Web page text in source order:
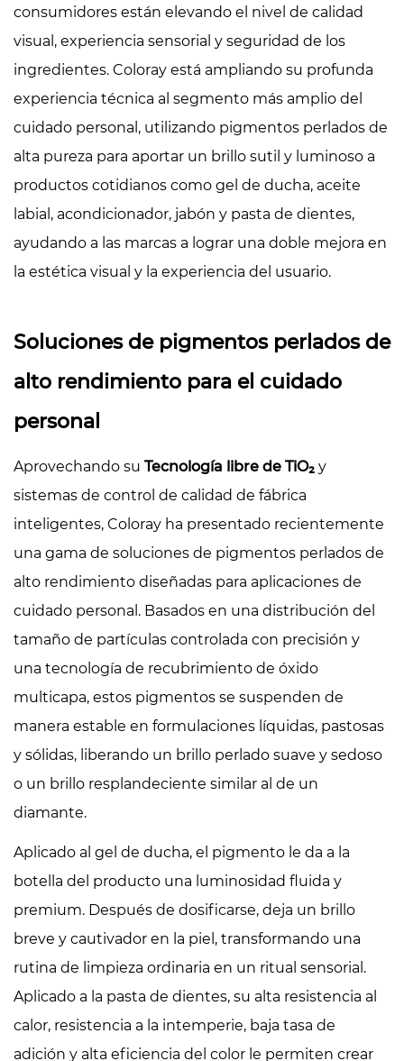
consumidores están elevando el nivel de calidad
visual, experiencia sensorial y seguridad de los
ingredientes. Coloray está ampliando su profunda
experiencia técnica al segmento más amplio del
cuidado personal, utilizando pigmentos perlados de
alta pureza para aportar un brillo sutil y luminoso a
productos cotidianos como gel de ducha, aceite
labial, acondicionador, jabón y pasta de dientes,
ayudando a las marcas a lograr una doble mejora en
la estética visual y la experiencia del usuario.
Soluciones de pigmentos perlados de
alto rendimiento para el cuidado
personal
Aprovechando su Tecnología libre de TiO₂ y
sistemas de control de calidad de fábrica
inteligentes, Coloray ha presentado recientemente
una gama de soluciones de pigmentos perlados de
alto rendimiento diseñadas para aplicaciones de
cuidado personal. Basados ​​en una distribución del
tamaño de partículas controlada con precisión y
una tecnología de recubrimiento de óxido
multicapa, estos pigmentos se suspenden de
manera estable en formulaciones líquidas, pastosas
y sólidas, liberando un brillo perlado suave y sedoso
o un brillo resplandeciente similar al de un
diamante.
Aplicado al gel de ducha, el pigmento le da a la
botella del producto una luminosidad fluida y
premium. Después de dosificarse, deja un brillo
breve y cautivador en la piel, transformando una
rutina de limpieza ordinaria en un ritual sensorial.
Aplicado a la pasta de dientes, su alta resistencia al
calor, resistencia a la intemperie, baja tasa de
adición y alta eficiencia del color le permiten crear